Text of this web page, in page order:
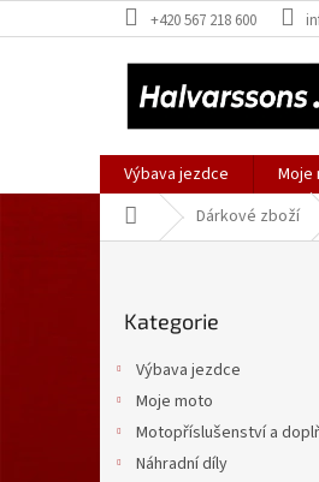
na
+420 567 218 600
Výbava jezdce Moje
Domů Dárkové zboží
kategorie
Kategorie
Výbava jezdce
Moje moto
Motopříslušenství a
Náhradní díly